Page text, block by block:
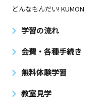
どんなもんだい! KUMON
学習の流れ
会費・各種手続き
無料体験学習
教室見学